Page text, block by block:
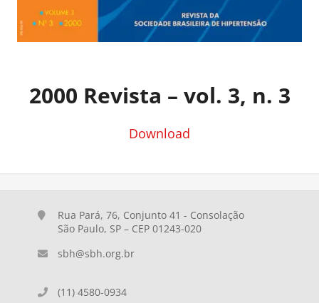
2000 Revista – vol. 3, n. 3
Download
Rua Pará, 76, Conjunto 41 - Consolação
São Paulo, SP – CEP 01243-020
sbh@sbh.org.br
(11) 4580-0934